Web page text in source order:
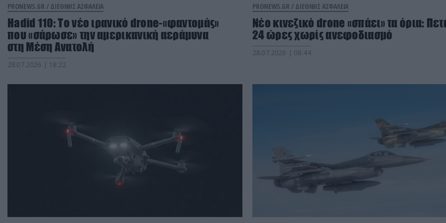
PRONEWS.GR / ΔΙΕΘΝΗΣ ΑΣΦΑΛΕΙΑ
Hadid 110: Το νέο ιρανικό drone-«φαντομάς»
που «σάρωσε» την αμερικανική αεράμυνα
στη Μέση Ανατολή
28.07.2026 | 18:22
PRONEWS.GR / ΔΙΕΘΝΗΣ ΑΣΦΑΛΕΙΑ
Νέο κινεζικό drone «σπάει» τα όρια:
24 ώρες χωρίς ανεφοδιασμό
28.07.2026 | 08:44